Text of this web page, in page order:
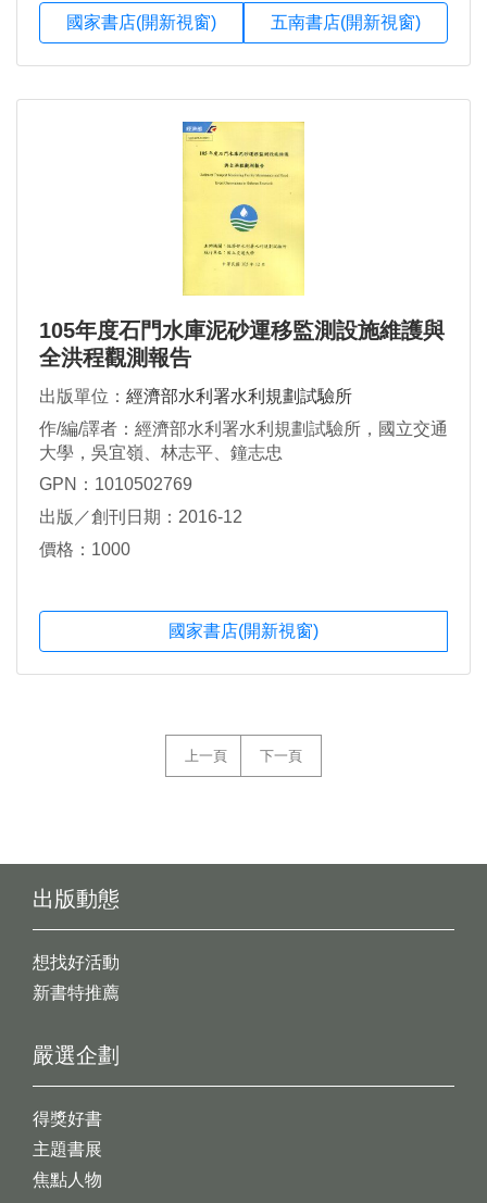
國家書店(開新視窗) 五南書店(開新視窗)
105年度石門水庫泥砂運移監測設施維護與
全洪程觀測報告
出版單位： 經濟部水利署水利規劃試驗所
作/編/譯者：經濟部水利署水利規劃試驗所，國立交通
大學，吳宜嶺、林志平、鐘志忠
GPN：1010502769
出版／創刊日期：2016-12
價格：1000
國家書店(開新視窗)
上一頁 下一頁
出版動態
想找好活動
新書特推薦
嚴選企劃
得獎好書
主題書展
焦點人物